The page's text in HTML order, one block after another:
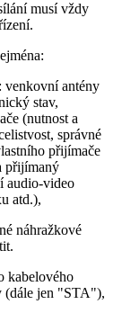
musí vždy
venkovní antény
stav,
(nutnost a
správné
přijímače
přijímaný
audio-video
atd.),
náhražkové
kabelového
(dále jen "STA"),